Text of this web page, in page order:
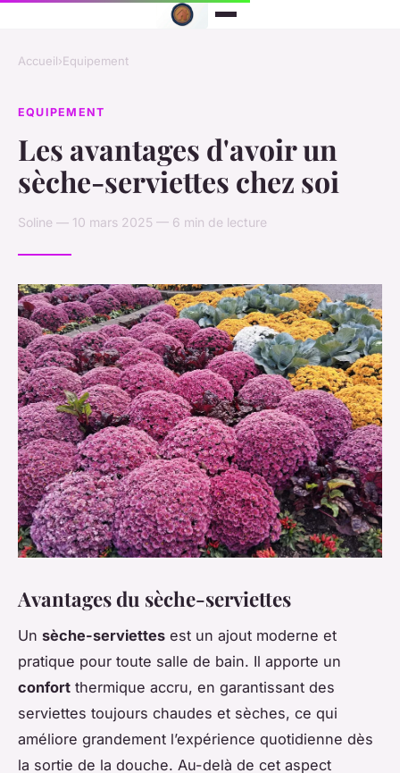
Accueil›Equipement
EQUIPEMENT
Les avantages d'avoir un
sèche-serviettes chez soi
Soline — 10 mars 2025 — 6 min de lecture
Avantages du sèche-serviettes
Un sèche-serviettes est un ajout moderne et
pratique pour toute salle de bain. Il apporte un
confort thermique accru, en garantissant des
serviettes toujours chaudes et sèches, ce qui
améliore grandement l’expérience quotidienne dès
la sortie de la douche. Au-delà de cet aspect